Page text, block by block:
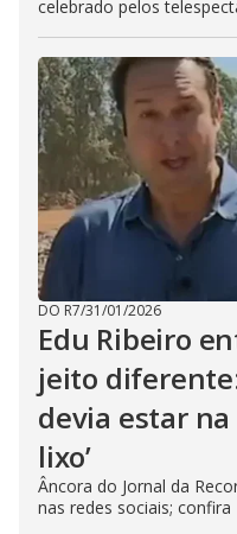
celebrado pelos
DO R7/31/01/2026
Edu Ribeiro
jeito
devia estar
lixo’
Âncora do Jornal da
nas redes sociais; confira